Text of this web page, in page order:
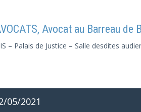
Avocat au Barreau de
– Palais de Justice – Salle desdites
05/2021